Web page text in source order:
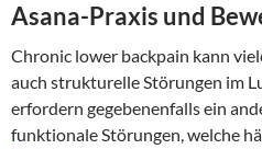
Asana-Praxis und
Chronic lower backpain kann
auch strukturelle Störungen im
erfordern gegebenenfalls ein
funktionale Störungen, welche